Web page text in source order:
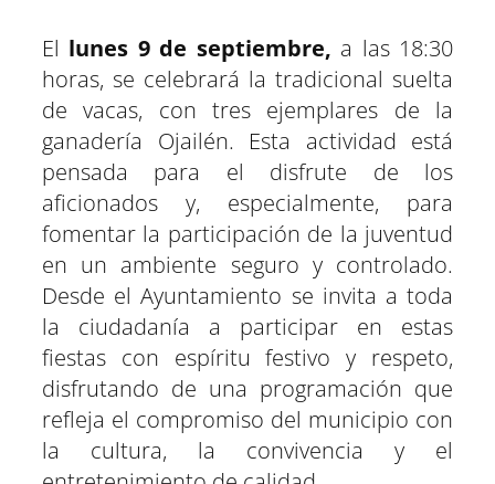
El lunes 9 de septiembre, a las 18:30
horas, se celebrará la tradicional suelta
de vacas, con tres ejemplares de la
ganadería Ojailén. Esta actividad está
pensada para el disfrute de los
aficionados y, especialmente, para
fomentar la participación de la juventud
en un ambiente seguro y controlado.
Desde el Ayuntamiento se invita a toda
la ciudadanía a participar en estas
fiestas con espíritu festivo y respeto,
disfrutando de una programación que
refleja el compromiso del municipio con
la cultura, la convivencia y el